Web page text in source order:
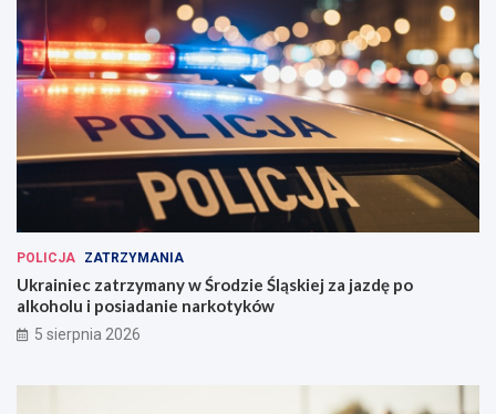
POLICJA ZATRZYMANIA
Ukrainiec zatrzymany w Środzie Śląskiej za jazdę po
alkoholu i posiadanie narkotyków
5 sierpnia 2026